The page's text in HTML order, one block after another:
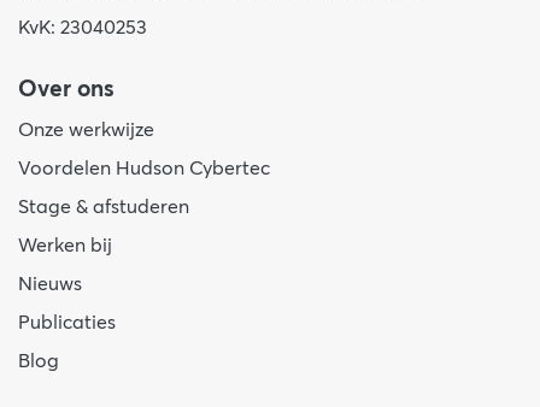
KvK: 23040253
Over ons
Onze werkwijze
Voordelen Hudson Cybertec
Stage & afstuderen
Werken bij
Nieuws
Publicaties
Blog